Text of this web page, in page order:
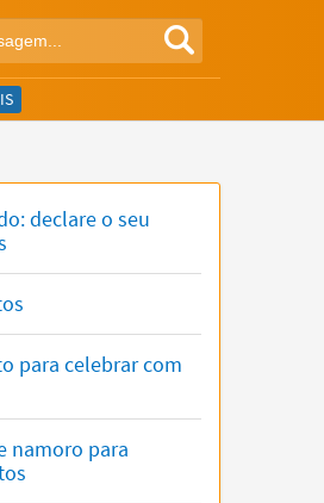
declare o seu
para celebrar com
namoro para